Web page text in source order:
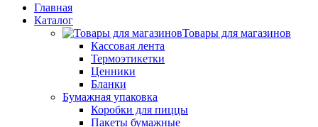
Главная
Каталог
Товары для магазинов
Кассовая лента
Термоэтикетки
Ценники
Бланки
Бумажная упаковка
Коробки для пиццы
Пакеты бумажные